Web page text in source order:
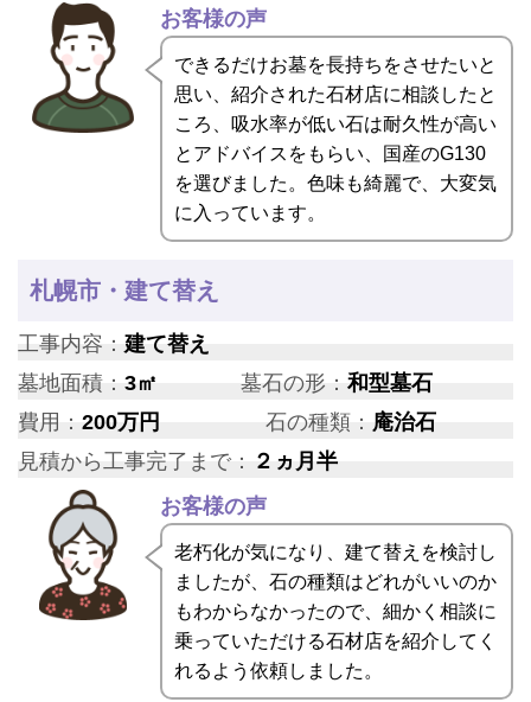
お客様の声
できるだけお墓を長持ちをさせたいと
思い、紹介された石材店に相談したと
ころ、吸水率が低い石は耐久性が高い
とアドバイスをもらい、国産のG130
を選びました。色味も綺麗で、大変気
に入っています。
札幌市・建て替え
工事内容： 建て替え
墓地面積： 3㎡ 墓石の形：和型墓石
費用： 200万円 石の種類： 庵治石
見積から工事完了まで： ２ヵ月半
お客様の声
老朽化が気になり、建て替えを検討し
ましたが、石の種類はどれがいいのか
もわからなかったので、細かく相談に
乗っていただける石材店を紹介してく
れるよう依頼しました。